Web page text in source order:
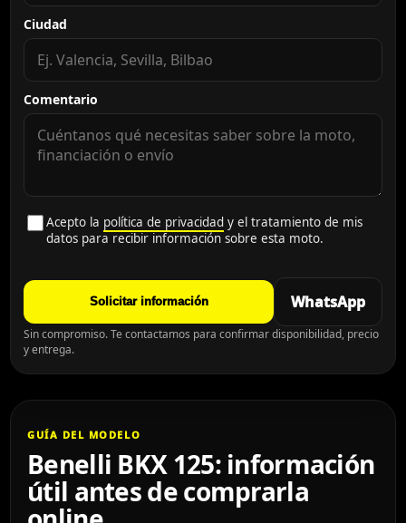
Ciudad
Comentario
Acepto la política de privacidad y el tratamiento de mis
datos para recibir información sobre esta moto.
Solicitar información WhatsApp
Sin compromiso. Te contactamos para confirmar disponibilidad, precio
y entrega.
GUÍA DEL MODELO
Benelli BKX 125: información
útil antes de comprarla